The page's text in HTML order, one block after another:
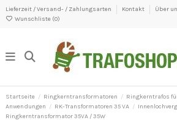
Lieferzeit / Versand- / Zahlungsarten Kontakt Über
Wunschliste (0)
Startseite Ringkerntransformatoren
Ringkerntrafos
Anwendungen
RK-Transformatoren 35 VA
Ringkerntransformator 35VA / 35W